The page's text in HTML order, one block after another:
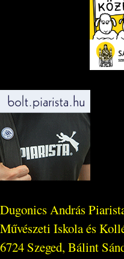
Dugonics András
Művészeti Iskola és
6724 Szeged, Bálint